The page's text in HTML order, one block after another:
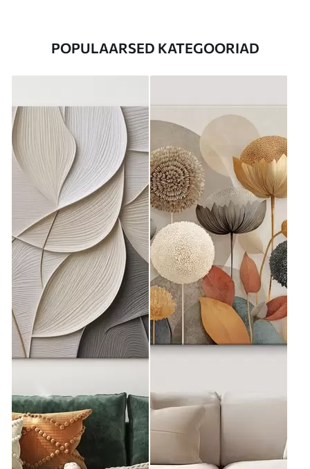
POPULAARSED KATEGOORIAD